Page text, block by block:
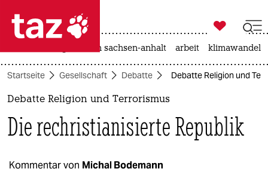
 taz zahl ich
taz zahl ich
politik
öko

taz zahl ich
landtagswahl in sachsen-anhalt arbeit klimawandel
Startseite Gesellschaft Debatte Debatte Religion und
Debatte Religion und Terrorismus
Die rechristianisierte Republik
Kommentar von Michal Bodemann